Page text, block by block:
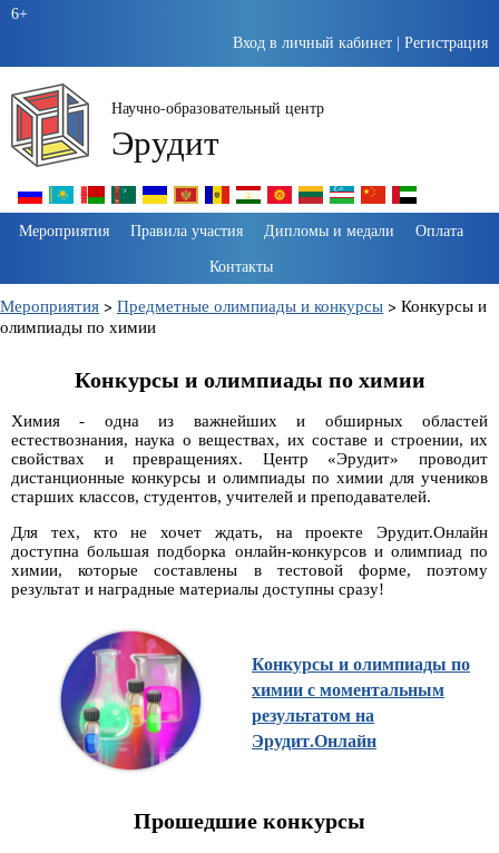
6+
Вход в личный кабинет
Регистрация
Научно-образовательный центр
Эрудит
Пропустить
навигацию
Мероприятия Правила участия Дипломы и медали
Оплата
Контакты
Мероприятия > Предметные олимпиады и конкурсы > Конкурсы и
олимпиады по химии
Конкурсы и олимпиады по химии
Химия - одна из важнейших и обширных областей
естествознания, наука о веществах, их составе и строении, их
свойствах и превращениях. Центр «Эрудит» проводит
дистанционные конкурсы и олимпиады по химии для учеников
старших классов, студентов, учителей и преподавателей.
Для тех, кто не хочет ждать, на проекте Эрудит.Онлайн
доступна большая подборка онлайн-конкурсов и олимпиад по
химии, которые составлены в тестовой форме, поэтому
результат и наградные материалы доступны сразу!
Конкурсы и олимпиады по
химии с моментальным
результатом на
Эрудит.Онлайн
Прошедшие конкурсы